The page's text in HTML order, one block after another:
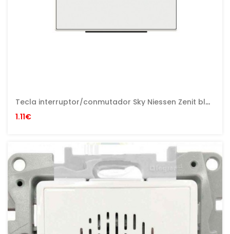
Tecla interruptor/conmutador Sky Niessen Zenit blanco con embellecedor en blanco
1.11€